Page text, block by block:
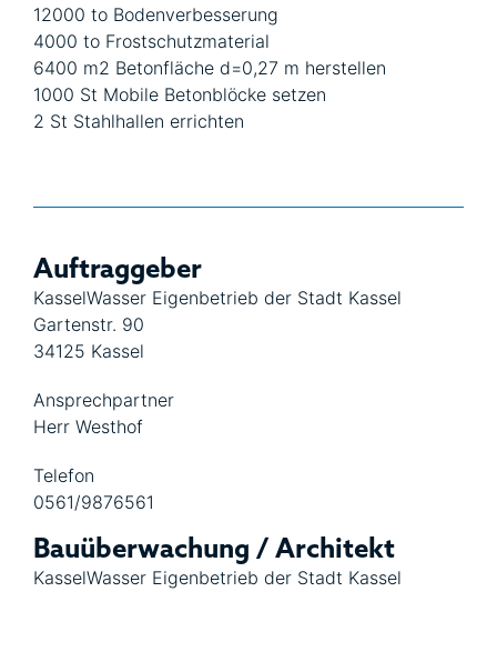
12000 to Bodenverbesserung
4000 to Frostschutzmaterial
6400 m2 Betonfläche d=0,27 m herstellen
1000 St Mobile Betonblöcke setzen
2 St Stahlhallen errichten
Auftraggeber
KasselWasser Eigenbetrieb der Stadt Kassel
Gartenstr. 90
34125 Kassel
Ansprechpartner
Herr Westhof
Telefon
0561/9876561
Bauüberwachung / Architekt
KasselWasser Eigenbetrieb der Stadt Kassel